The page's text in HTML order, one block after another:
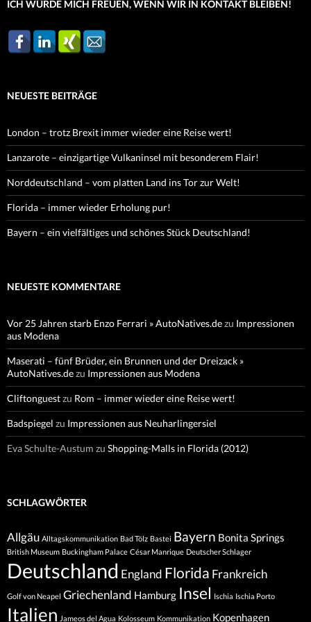
ICH WÜRDE MICH FREUEN, WENN WIR IN KONTAKT BLEIBEN!
NEUESTE BEITRÄGE
London – trotz Brexit immer wieder eine Reise wert!
Lanzarote – einzigartige Vulkaninsel mit besonderem Flair!
Norddeutschland – vom platten Land ins Tor zur Welt!
Florida – immer wieder Erholung pur!
Bayern – ein vielfältiges und schönes Stück Deutschland!
NEUESTE KOMMENTARE
Vor 25 Jahren starb Enzo Ferrari » AutoNatives.dezu Impressionen
aus Modena
Maserati – fünf Brüder, ein Brunnen und der Dreizack »
AutoNatives.dezu Impressionen aus Modena
Cliftonguestzu Rom – immer wieder eine Reise wert!
Badspiegel zu Impressionen aus Neuharlingersiel
Eva Schulte-Austum zu Shopping-Malls in Florida (2012)
SCHLAGWÖRTER
Allgäu Alltagskommunikation Bad Tölz Bastei Bayern Bonita Springs
British Museum Buckingham Palace César Manrique Deutscher Schlager
Deutschland England Florida Frankreich
Golf von Neapel Griechenland Hamburg Insel Ischia Ischia Porto
Italien Jameos del Agua Kolosseum Kommunikation Kopenhagen